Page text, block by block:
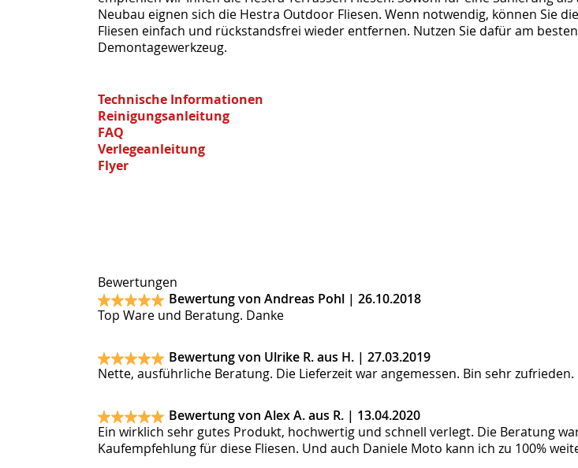
Neubau eignen sich die Hestra Outdoor Fliesen. Wenn notwendig, können Sie
Fliesen einfach und rückstandsfrei wieder entfernen. Nutzen Sie dafür am
Demontagewerkzeug.
Technische Informationen
Reinigungsanleitung
FAQ
Verlegeanleitung
Flyer
Bewertungen
Bewertung von Andreas Pohl | 26.10.2018
Top Ware und Beratung. Danke
Bewertung von Ulrike R. aus H. | 27.03.2019
Nette, ausführliche Beratung. Die Lieferzeit war angemessen. Bin sehr
Bewertung von Alex A. aus R. | 13.04.2020
Ein wirklich sehr gutes Produkt, hochwertig und schnell verlegt. Die Beratung
Kaufempfehlung für diese Fliesen. Und auch Daniele Moto kann ich zu 100%